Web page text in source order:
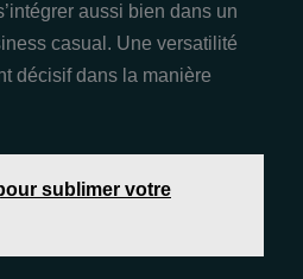
aussi bien dans un
casual. Une versatilité
décisif dans la manière
sublimer votre